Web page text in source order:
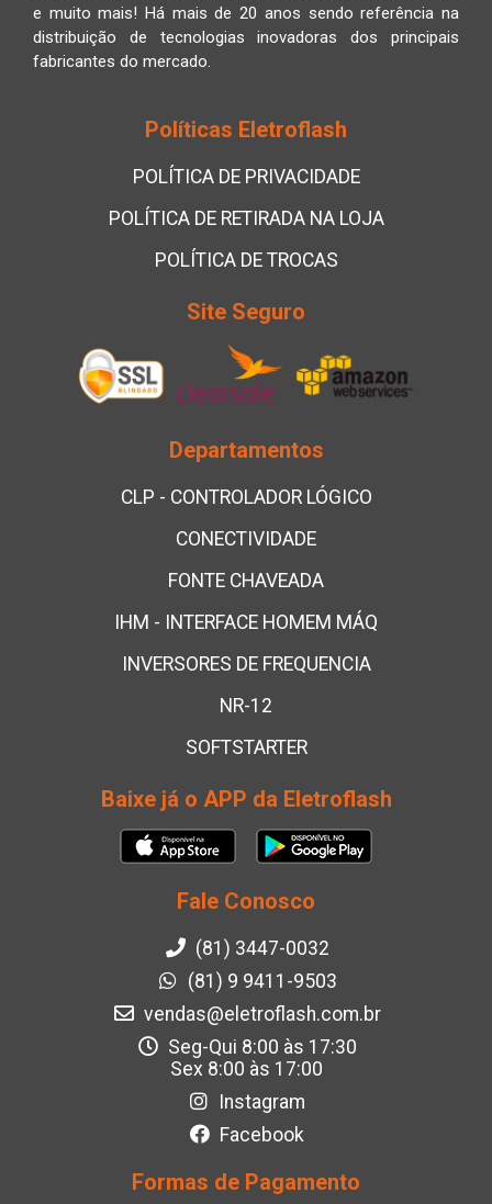
e muito mais! Há mais de 20 anos sendo referência na
distribuição de tecnologias inovadoras dos principais
fabricantes do mercado.
Políticas Eletroflash
POLÍTICA DE PRIVACIDADE
POLÍTICA DE RETIRADA NA LOJA
POLÍTICA DE TROCAS
Site Seguro
Departamentos
CLP - CONTROLADOR LÓGICO
CONECTIVIDADE
FONTE CHAVEADA
IHM - INTERFACE HOMEM MÁQ
INVERSORES DE FREQUENCIA
NR-12
SOFTSTARTER
Baixe já o APP da Eletroflash
Fale Conosco
(81) 3447-0032
(81) 9 9411-9503
vendas@eletroflash.com.br
Seg-Qui 8:00 às 17:30
Sex 8:00 às 17:00
Instagram
Facebook
Formas de Pagamento